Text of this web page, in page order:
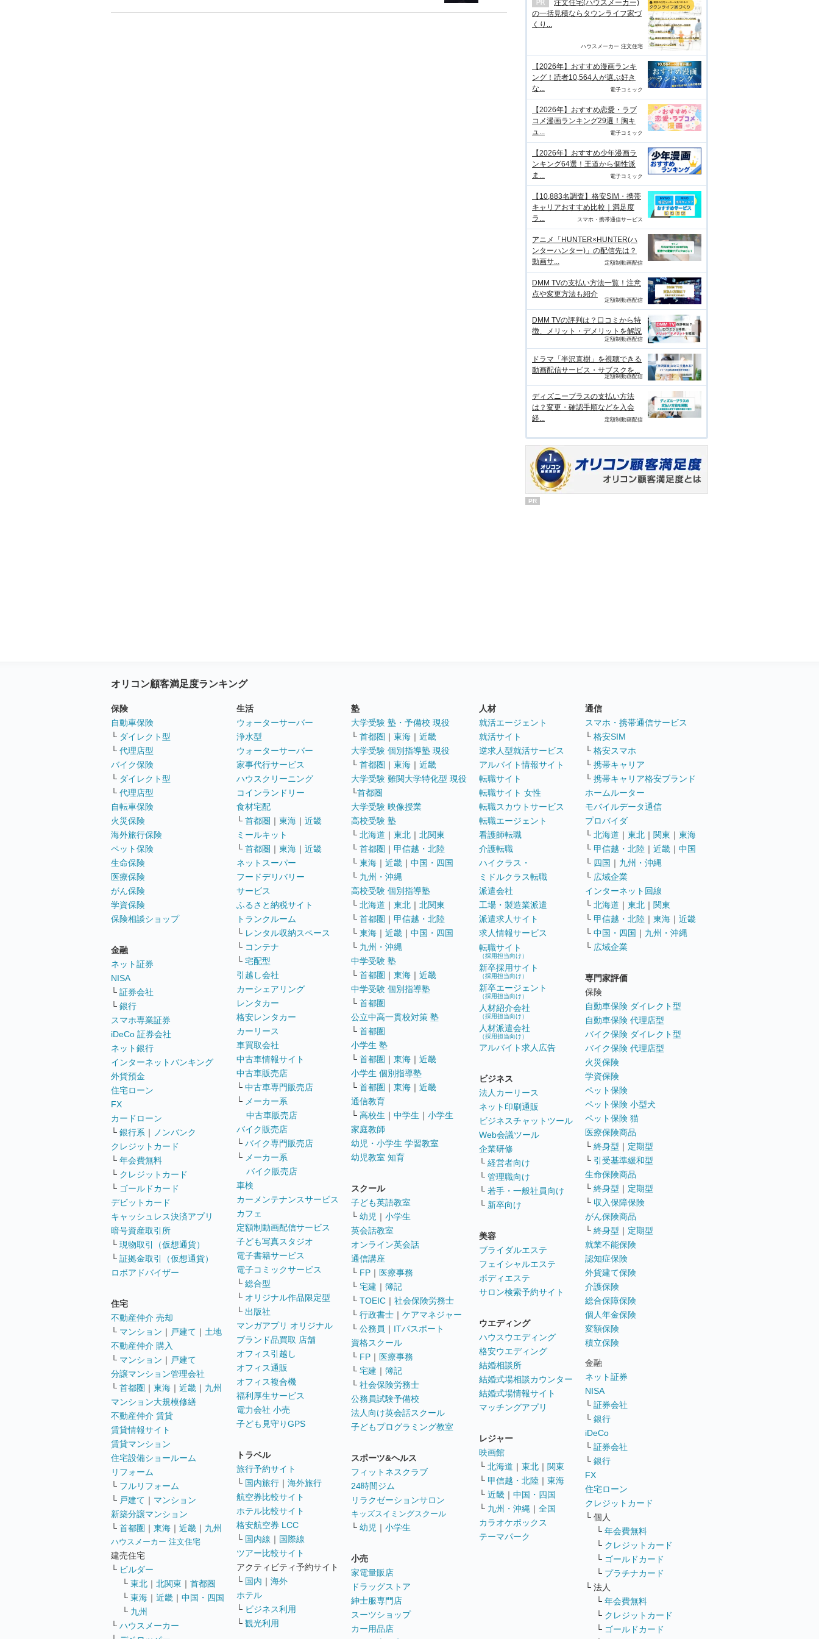
注文住宅(ハウスメーカー)
の一括見積ならタウンライフ家づ
くり...
ハウスメーカー 注文住宅
【2026年】おすすめ漫画ランキ
ング！読者10,564人が選ぶ好き
な...
電子コミック
【2026年】おすすめ恋愛・ラブ
コメ漫画ランキング29選！胸キ
ュ...
電子コミック
【2026年】おすすめ少年漫画ラ
ンキング64選！王道から個性派
ま...
電子コミック
【10,883名調査】格安SIM・携帯
キャリアおすすめ比較｜満足度
ラ...
スマホ・携帯通信サービス
アニメ「HUNTER×HUNTER(ハ
ンターハンター)」の配信先は？
動画サ...
定額制動画配信
DMM TVの支払い方法一覧！注意
点や変更方法も紹介
定額制動画配信
DMM TVの評判は？口コミから特
徴、メリット・デメリットを解説
定額制動画配信
ドラマ「半沢直樹」を視聴できる
動画配信サービス・サブスクを...
定額制動画配信
ディズニープラスの支払い方法
は？変更・確認手順などを入会
経...
定額制動画配信
PR
オリコン顧客満足度ランキング
保険
自動車保険
└ ダイレクト型
└ 代理店型
バイク保険
└ ダイレクト型
└ 代理店型
自転車保険
火災保険
海外旅行保険
ペット保険
生命保険
医療保険
がん保険
学資保険
保険相談ショップ
金融
ネット証券
NISA
└ 証券会社
└ 銀行
スマホ専業証券
iDeCo 証券会社
ネット銀行
インターネットバンキング
外貨預金
住宅ローン
FX
カードローン
└ 銀行系 ｜
ノンバンク
クレジットカード
└ 年会費無料
└ クレジットカード
└ ゴールドカード
デビットカード
キャッシュレス決済アプリ
暗号資産取引所
└ 現物取引（仮想通貨）
└ 証拠金取引（仮想通貨）
ロボアドバイザー
住宅
不動産仲介 売却
└ マンション ｜ 戸建て ｜ 土地
不動産仲介 購入
└ マンション ｜ 戸建て
分譲マンション管理会社
└ 首都圏 ｜ 東海 ｜ 近畿 ｜ 九州
マンション大規模修繕
不動産仲介 賃貸
賃貸情報サイト
賃貸マンション
住宅設備ショールーム
リフォーム
└ フルリフォーム
└ 戸建て ｜ マンション
新築分譲マンション
└ 首都圏 ｜ 東海 ｜ 近畿 ｜ 九州
ハウスメーカー 注文住宅
建売住宅
└ ビルダー
└ 東北 ｜ 北関東 ｜ 首都圏
└ 東海 ｜ 近畿 ｜ 中国・四国
└ 九州
└ ハウスメーカー
生活
ウォーターサーバー
浄水型
ウォーターサーバー
家事代行サービス
ハウスクリーニング
コインランドリー
食材宅配
└ 首都圏 ｜ 東海 ｜ 近畿
ミールキット
└ 首都圏 ｜ 東海 ｜ 近畿
ネットスーパー
フードデリバリー
サービス
ふるさと納税サイト
トランクルーム
└ レンタル収納スペース
└ コンテナ
└ 宅配型
引越し会社
カーシェアリング
レンタカー
格安レンタカー
カーリース
車買取会社
中古車情報サイト
中古車販売店
└ 中古車専門販売店
└ メーカー系
中古車販売店
バイク販売店
└ バイク専門販売店
└ メーカー系
バイク販売店
車検
カーメンテナンスサービス
カフェ
定額制動画配信サービス
子ども写真スタジオ
電子書籍サービス
電子コミックサービス
└ 総合型
└ オリジナル作品限定型
└ 出版社
マンガアプリ オリジナル
ブランド品買取 店舗
オフィス引越し
オフィス通販
オフィス複合機
福利厚生サービス
電力会社 小売
子ども見守りGPS
トラベル
旅行予約サイト
└ 国内旅行 ｜ 海外旅行
航空券比較サイト
ホテル比較サイト
格安航空券 LCC
└ 国内線 ｜ 国際線
ツアー比較サイト
アクティビティ予約サイト
└ 国内 ｜ 海外
ホテル
└ ビジネス利用
└ 観光利用
塾
大学受験 塾・予備校 現役
└ 首都圏 ｜ 東海 ｜ 近畿
大学受験 個別指導塾 現役
└ 首都圏 ｜ 東海 ｜ 近畿
大学受験 難関大学特化型 現役
└首都圏
大学受験 映像授業
高校受験 塾
└ 北海道 ｜ 東北 ｜ 北関東
└ 首都圏 ｜ 甲信越・北陸
└ 東海 ｜ 近畿 ｜ 中国・四国
└ 九州・沖縄
高校受験 個別指導塾
└ 北海道 ｜ 東北 ｜ 北関東
└ 首都圏 ｜ 甲信越・北陸
└ 東海 ｜ 近畿 ｜ 中国・四国
└ 九州・沖縄
中学受験 塾
└ 首都圏 ｜ 東海 ｜ 近畿
中学受験 個別指導塾
└ 首都圏
公立中高一貫校対策 塾
└ 首都圏
小学生 塾
└ 首都圏 ｜ 東海 ｜ 近畿
小学生 個別指導塾
└ 首都圏 ｜ 東海 ｜ 近畿
通信教育
└ 高校生 ｜ 中学生 ｜ 小学生
家庭教師
幼児・小学生 学習教室
幼児教室 知育
スクール
子ども英語教室
└ 幼児 ｜ 小学生
英会話教室
オンライン英会話
通信講座
└ FP ｜ 医療事務
└ 宅建 ｜ 簿記
└ TOEIC ｜ 社会保険労務士
└ 行政書士 ｜ ケアマネジャー
└ 公務員 ｜ ITパスポート
資格スクール
└ FP ｜ 医療事務
└ 宅建 ｜ 簿記
└ 社会保険労務士
公務員試験予備校
法人向け英会話スクール
子どもプログラミング教室
スポーツ&ヘルス
フィットネスクラブ
24時間ジム
リラクゼーションサロン
キッズスイミングスクール
└ 幼児 ｜ 小学生
小売
家電量販店
ドラッグストア
紳士服専門店
スーツショップ
カー用品店
人材
就活エージェント
就活サイト
逆求人型就活サービス
アルバイト情報サイト
転職サイト
転職サイト 女性
転職スカウトサービス
転職エージェント
看護師転職
介護転職
ハイクラス・
ミドルクラス転職
派遣会社
工場・製造業派遣
派遣求人サイト
求人情報サービス
転職サイト
（採用担当向け）
新卒採用サイト
（採用担当向け）
新卒エージェント
（採用担当向け）
人材紹介会社
（採用担当向け）
人材派遣会社
（採用担当向け）
アルバイト求人広告
ビジネス
法人カーリース
ネット印刷通販
ビジネスチャットツール
Web会議ツール
企業研修
└ 経営者向け
└ 管理職向け
└ 若手・一般社員向け
└ 新卒向け
美容
ブライダルエステ
フェイシャルエステ
ボディエステ
サロン検索予約サイト
ウエディング
ハウスウエディング
格安ウエディング
結婚相談所
結婚式場相談カウンター
結婚式場情報サイト
マッチングアプリ
レジャー
映画館
└ 北海道 ｜ 東北 ｜ 関東
└ 甲信越・北陸 ｜ 東海
└ 近畿 ｜ 中国・四国
└ 九州・沖縄 ｜ 全国
カラオケボックス
テーマパーク
通信
スマホ・携帯通信サービス
└ 格安SIM
└ 格安スマホ
└ 携帯キャリア
└ 携帯キャリア格安ブランド
ホームルーター
モバイルデータ通信
プロバイダ
└ 北海道 ｜ 東北 ｜ 関東 ｜ 東海
└ 甲信越・北陸 ｜ 近畿 ｜ 中国
└ 四国 ｜ 九州・沖縄
└ 広域企業
インターネット回線
└ 北海道 ｜ 東北 ｜ 関東
└ 甲信越・北陸 ｜ 東海 ｜ 近畿
└ 中国・四国 ｜ 九州・沖縄
└ 広域企業
専門家評価
保険
自動車保険 ダイレクト型
自動車保険 代理店型
バイク保険 ダイレクト型
バイク保険 代理店型
火災保険
学資保険
ペット保険
ペット保険 小型犬
ペット保険 猫
医療保険商品
└ 終身型 ｜ 定期型
└ 引受基準緩和型
生命保険商品
└ 終身型 ｜ 定期型
└ 収入保障保険
がん保険商品
└ 終身型 ｜ 定期型
就業不能保険
認知症保険
外貨建て保険
介護保険
総合保障保険
個人年金保険
変額保険
積立保険
金融
ネット証券
NISA
└ 証券会社
└ 銀行
iDeCo
└ 証券会社
└ 銀行
FX
住宅ローン
クレジットカード
└ 個人
└ 年会費無料
└ クレジットカード
└ ゴールドカード
└ プラチナカード
└ 法人
└ 年会費無料
└ クレジットカード
└ ゴールドカード